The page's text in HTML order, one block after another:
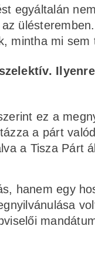
egyáltalán
mintha mi sem
ez a
a párt
a Tisza Párt
hanem egy